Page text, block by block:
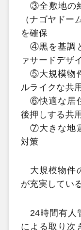
③全敷地の
（ナゴヤドー
を確保
④黒を基調
ァサードデザ
⑤大規模物
ルライクな共
⑥快適な居
後押しする共
⑦大きな地
対策
大規模物件
が充実している
24時間有人
による取り次